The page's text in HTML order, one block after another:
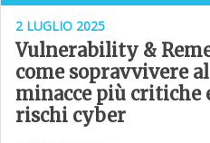
2 LUGLIO 2025
Vulnerability &
come sopravvivere
minacce più critiche
rischi cyber